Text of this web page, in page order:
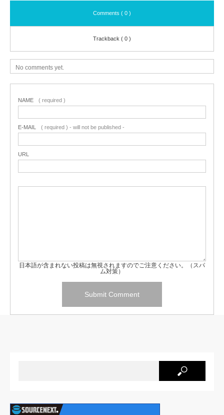
Comments ( 0 )
Trackback ( 0 )
No comments yet.
NAME ( required )
E-MAIL ( required ) - will not be published -
URL
日本語が含まれない投稿は無視されますのでご注意ください。（スパ
ム対策）